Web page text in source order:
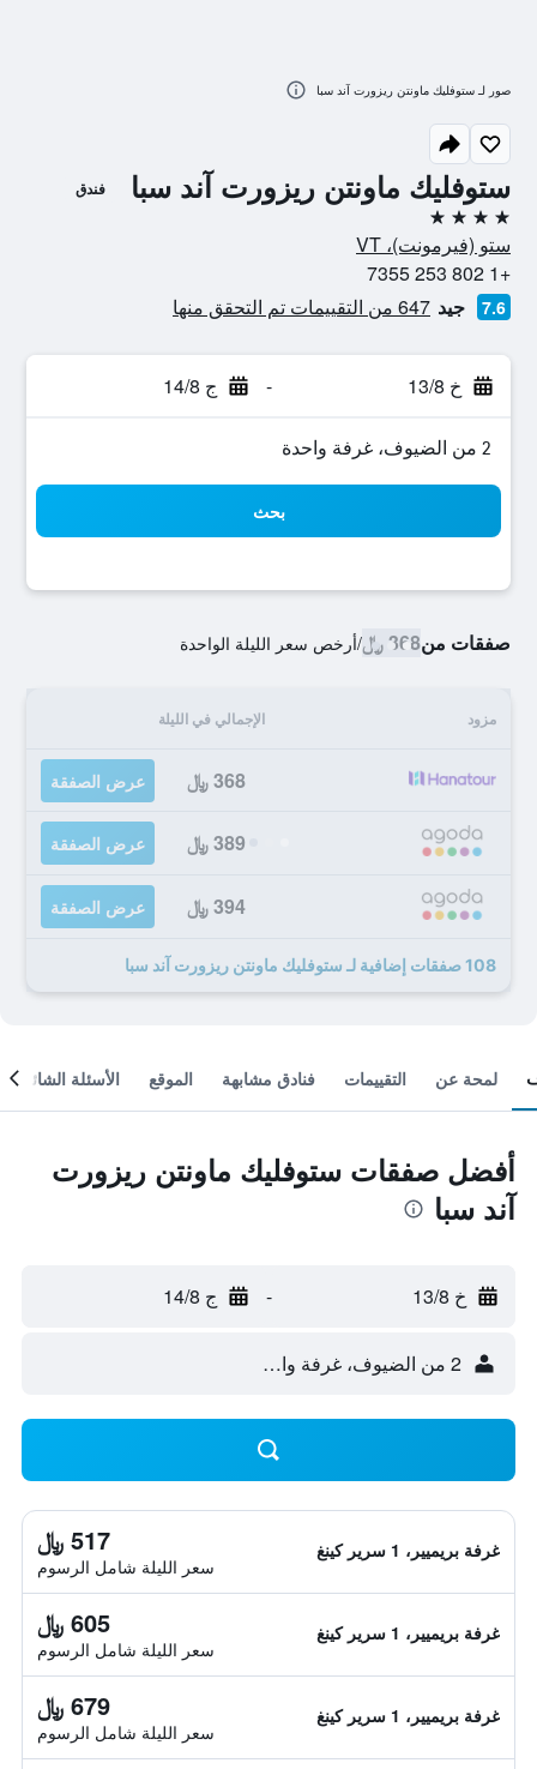
ستوفليك ماونتن ريزورت آند سبا فندق
4 نجوم
ستو (فيرمونت)، VT
+1 802 253 7355
7.6 جيد 647 من التقييمات تم التحقق منها
خ 13/8 - ج 14/8
2 من الضيوف، غرفة واحدة
بحث
صفقات من368 ﷼ /أرخص سعر الليلة الواحدة
مزود الإجمالي في الليلة
368 ﷼ عرض الصفقة
389 ﷼ عرض الصفقة
394 ﷼ عرض الصفقة
108 صفقات إضافية لـ ستوفليك ماونتن ريزورت آند سبا
صور لـ ستوفليك ماونتن ريزورت آند سبا
لمحة عن التقييمات فنادق مشابهة الموقع الأسئلة الشائعة
أفضل صفقات ستوفليك ماونتن ريزورت
آند سبا
خ 13/8 - ج 14/8
2 من الضيوف، غرفة واحدة
غرفة بريميير، 1 سرير كينغ 517 ﷼
سعر الليلة شامل الرسوم
غرفة بريميير، 1 سرير كينغ 605 ﷼
سعر الليلة شامل الرسوم
غرفة بريميير، 1 سرير كينغ 679 ﷼
سعر الليلة شامل الرسوم